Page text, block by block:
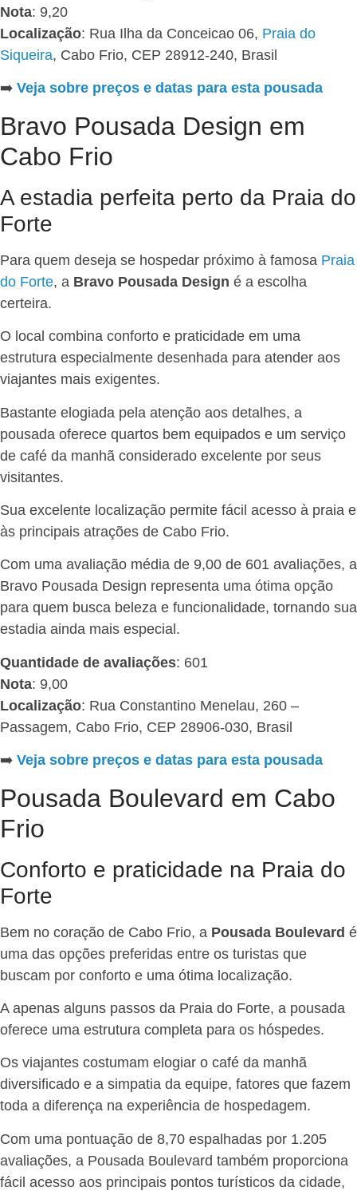
Nota: 9,20
Localização: Rua Ilha da Conceicao 06, Praia do
Siqueira, Cabo Frio, CEP 28912-240, Brasil
➡️ Veja sobre preços e datas para esta pousada
Bravo Pousada Design em
Cabo Frio
A estadia perfeita perto da Praia do
Forte
Para quem deseja se hospedar próximo à famosa Praia
do Forte, a Bravo Pousada Design é a escolha
certeira.
O local combina conforto e praticidade em uma
estrutura especialmente desenhada para atender aos
viajantes mais exigentes.
Bastante elogiada pela atenção aos detalhes, a
pousada oferece quartos bem equipados e um serviço
de café da manhã considerado excelente por seus
visitantes.
Sua excelente localização permite fácil acesso à praia e
às principais atrações de Cabo Frio.
Com uma avaliação média de 9,00 de 601 avaliações, a
Bravo Pousada Design representa uma ótima opção
para quem busca beleza e funcionalidade, tornando sua
estadia ainda mais especial.
Quantidade de avaliações: 601
Nota: 9,00
Localização: Rua Constantino Menelau, 260 –
Passagem, Cabo Frio, CEP 28906-030, Brasil
➡️ Veja sobre preços e datas para esta pousada
Pousada Boulevard em Cabo
Frio
Conforto e praticidade na Praia do
Forte
Bem no coração de Cabo Frio, a Pousada Boulevard é
uma das opções preferidas entre os turistas que
buscam por conforto e uma ótima localização.
A apenas alguns passos da Praia do Forte, a pousada
oferece uma estrutura completa para os hóspedes.
Os viajantes costumam elogiar o café da manhã
diversificado e a simpatia da equipe, fatores que fazem
toda a diferença na experiência de hospedagem.
Com uma pontuação de 8,70 espalhadas por 1.205
avaliações, a Pousada Boulevard também proporciona
fácil acesso aos principais pontos turísticos da cidade,